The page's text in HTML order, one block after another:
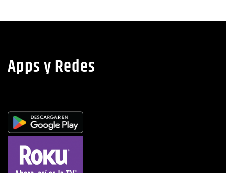
Apps y Redes